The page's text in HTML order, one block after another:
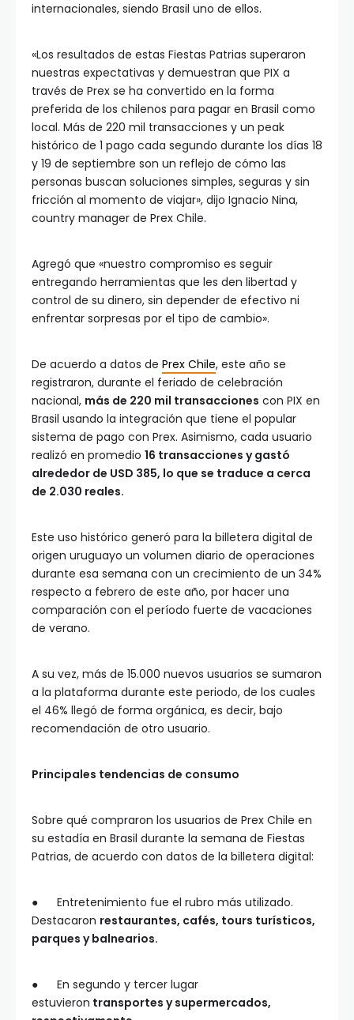
internacionales, siendo Brasil uno de ellos.
«Los resultados de estas Fiestas Patrias superaron
nuestras expectativas y demuestran que PIX a
través de Prex se ha convertido en la forma
preferida de los chilenos para pagar en Brasil como
local. Más de 220 mil transacciones y un peak
histórico de 1 pago cada segundo durante los días 18
y 19 de septiembre son un reflejo de cómo las
personas buscan soluciones simples, seguras y sin
fricción al momento de viajar», dijo Ignacio Nina,
country manager de Prex Chile.
Agregó que «nuestro compromiso es seguir
entregando herramientas que les den libertad y
control de su dinero, sin depender de efectivo ni
enfrentar sorpresas por el tipo de cambio».
De acuerdo a datos de Prex Chile, este año se
registraron, durante el feriado de celebración
nacional, más de 220 mil transacciones con PIX en
Brasil usando la integración que tiene el popular
sistema de pago con Prex. Asimismo, cada usuario
realizó en promedio 16 transacciones y gastó
alrededor de USD 385, lo que se traduce a cerca
de 2.030 reales.
Este uso histórico generó para la billetera digital de
origen uruguayo un volumen diario de operaciones
durante esa semana con un crecimiento de un 34%
respecto a febrero de este año, por hacer una
comparación con el período fuerte de vacaciones
de verano.
A su vez, más de 15.000 nuevos usuarios se sumaron
a la plataforma durante este periodo, de los cuales
el 46% llegó de forma orgánica, es decir, bajo
recomendación de otro usuario.
Principales tendencias de consumo
Sobre qué compraron los usuarios de Prex Chile en
su estadía en Brasil durante la semana de Fiestas
Patrias, de acuerdo con datos de la billetera digital:
● Entretenimiento fue el rubro más utilizado.
Destacaron restaurantes, cafés, tours turísticos,
parques y balnearios.
● En segundo y tercer lugar
estuvieron transportes y supermercados,